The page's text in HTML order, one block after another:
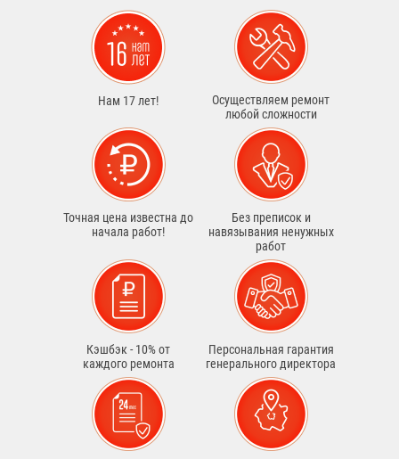
Нам 17 лет!
Осуществляем ремонт
любой сложности
Точная цена известна до
начала работ!
Без преписок и
навязывания ненужных
работ
Кэшбэк - 10% от
каждого ремонта
Персональная гарантия
генерального директора